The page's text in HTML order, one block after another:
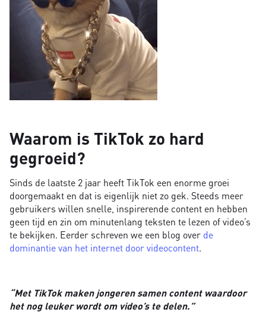
Waarom is TikTok zo hard
gegroeid?
Sinds de laatste 2 jaar heeft TikTok een enorme groei
doorgemaakt en dat is eigenlijk niet zo gek. Steeds meer
gebruikers willen snelle, inspirerende content en hebben
geen tijd en zin om minutenlang teksten te lezen of video’s
te bekijken. Eerder schreven we een blog over de
dominantie van het internet door videocontent.
“Met TikTok maken jongeren samen content waardoor
het nog leuker wordt om video’s te delen.”